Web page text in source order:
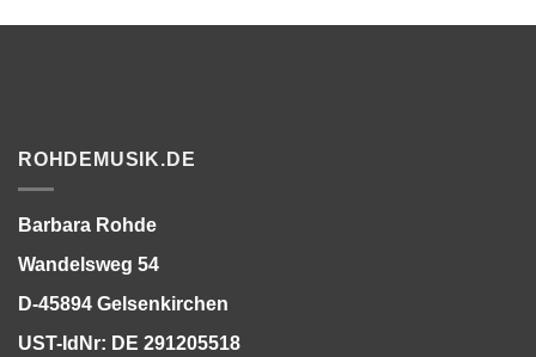
ROHDEMUSIK.DE
Barbara Rohde
Wandelsweg 54
D-45894 Gelsenkirchen
UST-IdNr: DE 291205518